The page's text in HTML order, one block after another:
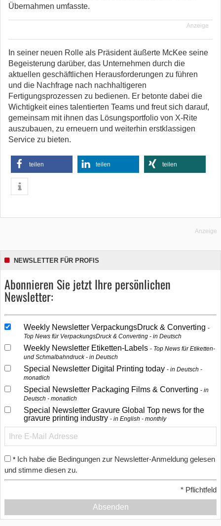
Übernahmen umfasste.
Anzeige
In seiner neuen Rolle als Präsident äußerte McKee seine
Begeisterung darüber, das Unternehmen durch die
aktuellen geschäftlichen Herausforderungen zu führen
und die Nachfrage nach nachhaltigeren
Fertigungsprozessen zu bedienen. Er betonte dabei die
Wichtigkeit eines talentierten Teams und freut sich darauf,
gemeinsam mit ihnen das Lösungsportfolio von X-Rite
auszubauen, zu erneuern und weiterhin erstklassigen
Service zu bieten.
teilen teilen teilen
Anzeige
NEWSLETTER FÜR PROFIS
Abonnieren Sie jetzt Ihre persönlichen
Newsletter:
Weekly Newsletter VerpackungsDruck & Converting
Top News für VerpackungsDruck & Converting - in Deutsch
Weekly Newsletter Etiketten-Labels
Top News für Etiketten-
und Schmalbahndruck - in Deutsch
Special Newsletter Digital Printing today
in Deutsch -
monatlich
Special Newsletter Packaging Films & Converting
in
Deutsch - monatlich
Special Newsletter Gravure Global Top news for the
gravure printing industry
in English - monthly
* Ich habe die Bedingungen zur Newsletter-Anmeldung gelesen
und stimme diesen zu.
* Pflichtfeld
Absenden